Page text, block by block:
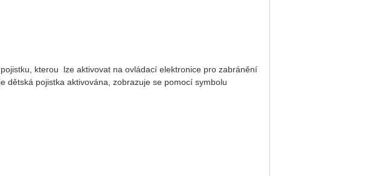
kterou lze aktivovat na ovládací elektronice pro zabránění
dětská pojistka aktivována, zobrazuje se pomocí symbolu